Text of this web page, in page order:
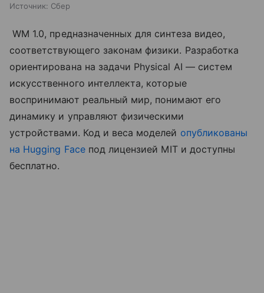
Источник: Сбер
WM 1.0, предназначенных для синтеза видео,
соответствующего законам физики. Разработка
ориентирована на задачи Physical AI — систем
искусственного интеллекта, которые
воспринимают реальный мир, понимают его
динамику и управляют физическими
устройствами. Код и веса моделей опубликованы
на Hugging Faceпод лицензией MIT и доступны
бесплатно.